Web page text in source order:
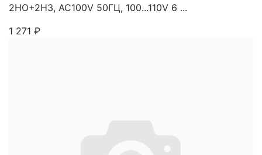
2НО+2НЗ, AC100V 50ГЦ, 100...110V 6 ...
1 271 ₽